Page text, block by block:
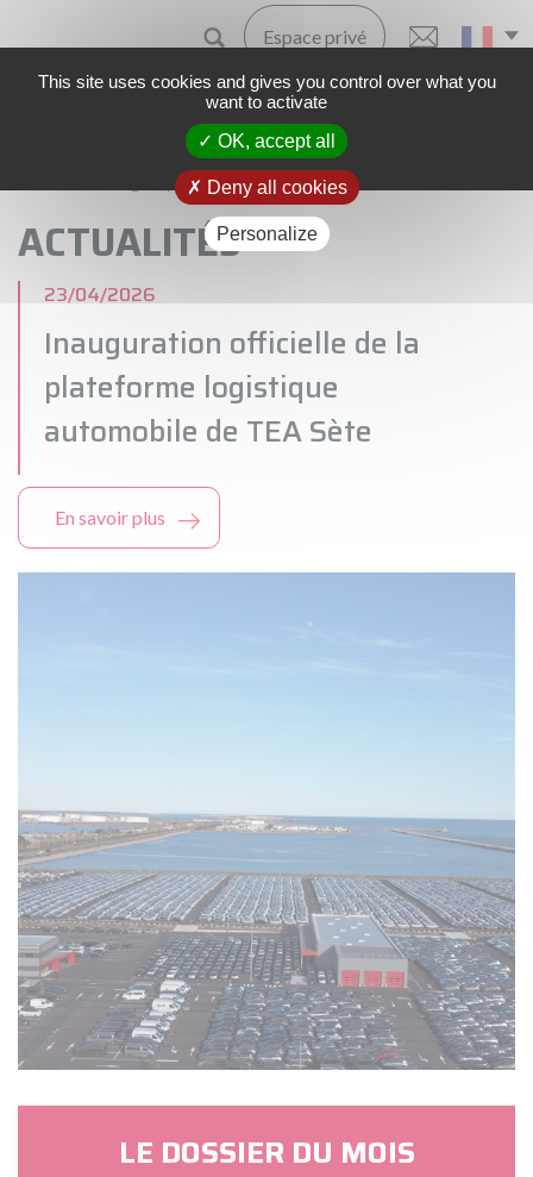
Espace privé
Le groupe Actualités
ACTUALITÉS
23/04/2026
Inauguration officielle de la
plateforme logistique
automobile de TEA Sète
En savoir plus
LE DOSSIER DU MOIS
This site uses cookies and gives you control over what you
want to activate
OK, accept all
Deny all cookies
Personalize